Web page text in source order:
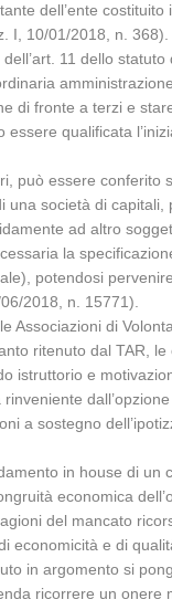
dell’ente
10/01/2018, n.
11 dello
di fronte a terzi e
qualificata
può essere
società di
ad altro
la
potendosi
2018, n. 15771).
di
ritenuto dal TAR,
istruttorio e
a sostegno
in house di
economica
del mancato
e di
in argomento si
ricorrere un